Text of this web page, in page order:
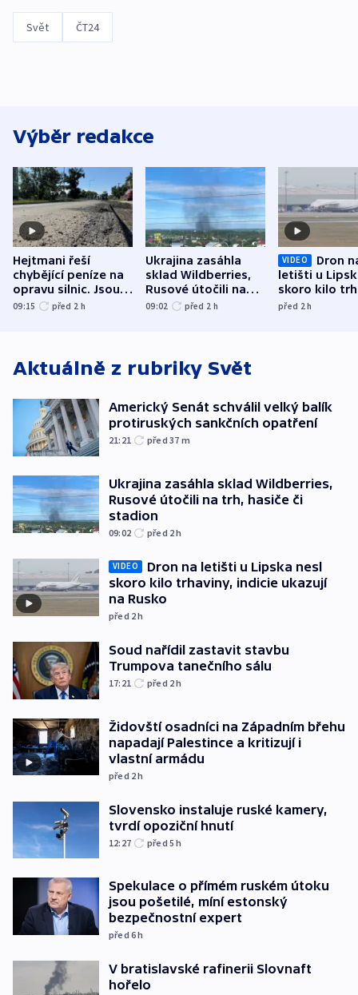
Svět ČT24
Výběr redakce
Hejtmani řeší
chybějící peníze na
opravu silnic. Jsou
nenárokové, namítá
09:15 před 2 h
Ukrajina zasáhla
sklad Wildberries,
Rusové útočili na
trh, hasiče či
09:02 před 2 h
VIDEO
Dron
letišti u
skoro kilo
indicie
před 2h
Aktuálně z rubriky Svět
Americký Senát schválil velký balík
protiruských sankčních opatření
21:21 před 37 m
Ukrajina zasáhla sklad Wildberries,
Rusové útočili na trh, hasiče či
stadion
09:02 před 2h
VIDEO
Dron na letišti u Lipska nesl
skoro kilo trhaviny, indicie ukazují
na Rusko
před 2h
Soud nařídil zastavit stavbu
Trumpova tanečního sálu
17:21 před 2h
Židovští osadníci na Západním břehu
napadají Palestince a kritizují i
vlastní armádu
před 2h
Slovensko instaluje ruské kamery,
tvrdí opoziční hnutí
12:27 před 5h
Spekulace o přímém ruském útoku
jsou pošetilé, míní estonský
bezpečnostní expert
před 6h
V bratislavské rafinerii Slovnaft
hořelo